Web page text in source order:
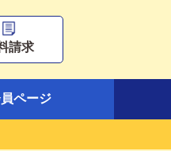
請求
ページ